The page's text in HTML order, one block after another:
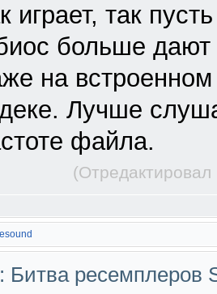
играет, так
больше дают
на
Лучше
файла.
Битва ресемплеров